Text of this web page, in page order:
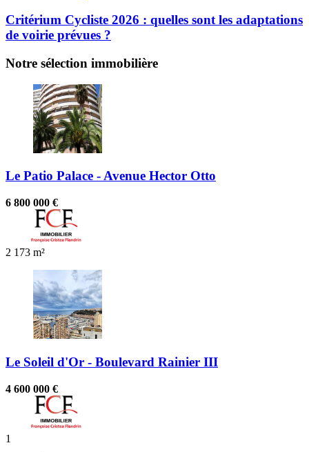
Critérium Cycliste 2026 : quelles sont les adaptations
de voirie prévues ?
Notre sélection immobilière
Le Patio Palace - Avenue Hector Otto
6 800 000 €
2 173 m²
Le Soleil d'Or - Boulevard Rainier III
4 600 000 €
1